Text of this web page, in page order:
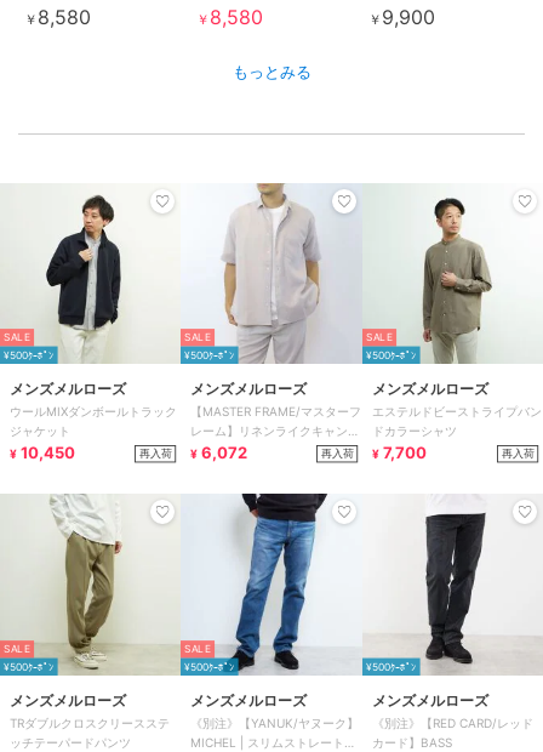
￥ 8,580 ￥ 8,580 ￥ 9,900
もっとみる
SALE
¥500ｸｰﾎﾟﾝ
メンズメルローズ
ウールMIXダンボールトラック
ジャケット
¥ 10,450 再入荷
SALE
¥500ｸｰﾎﾟﾝ
メンズメルローズ
【MASTER FRAME/マスターフ
レーム】リネンライクキャンバ
スレギュラーカラーHSシャツ
¥ 6,072 再入荷
SALE
¥500ｸｰﾎﾟﾝ
メンズメルローズ
エステルドビーストライプバン
ドカラーシャツ
¥ 7,700 再入荷
SALE
¥500ｸｰﾎﾟﾝ
メンズメルローズ
TRダブルクロスクリースステ
ッチテーパードパンツ
SALE
¥500ｸｰﾎﾟﾝ
メンズメルローズ
《別注》【YANUK/ヤヌーク】
MICHEL | スリムストレートデ
¥500ｸｰﾎﾟﾝ
メンズメルローズ
《別注》【RED CARD/レッド
カード】BASS